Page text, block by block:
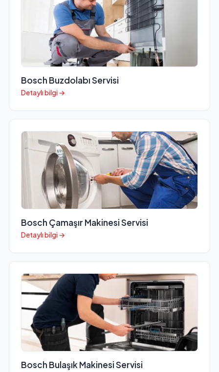
Bosch Buzdolabı Servisi
Detaylı bilgi →
Bosch Çamaşır Makinesi Servisi
Detaylı bilgi →
Bosch Bulaşık Makinesi Servisi